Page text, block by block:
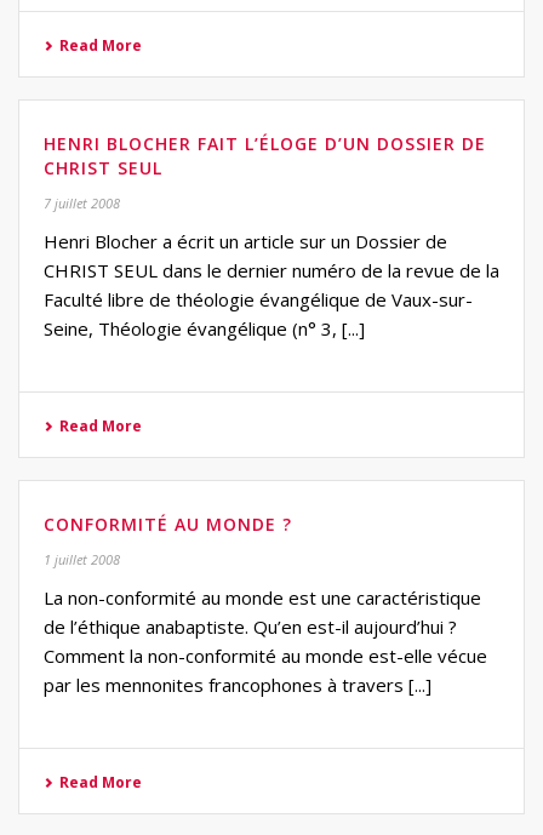
Read More
HENRI BLOCHER FAIT L’ÉLOGE D’UN DOSSIER DE
CHRIST SEUL
7 juillet 2008
Henri Blocher a écrit un article sur un Dossier de
CHRIST SEUL dans le dernier numéro de la revue de la
Faculté libre de théologie évangélique de Vaux-sur-
Seine, Théologie évangélique (n° 3, [...]
Read More
CONFORMITÉ AU MONDE ?
1 juillet 2008
La non-conformité au monde est une caractéristique
de l’éthique anabaptiste. Qu’en est-il aujourd’hui ?
Comment la non-conformité au monde est-elle vécue
par les mennonites francophones à travers [...]
Read More